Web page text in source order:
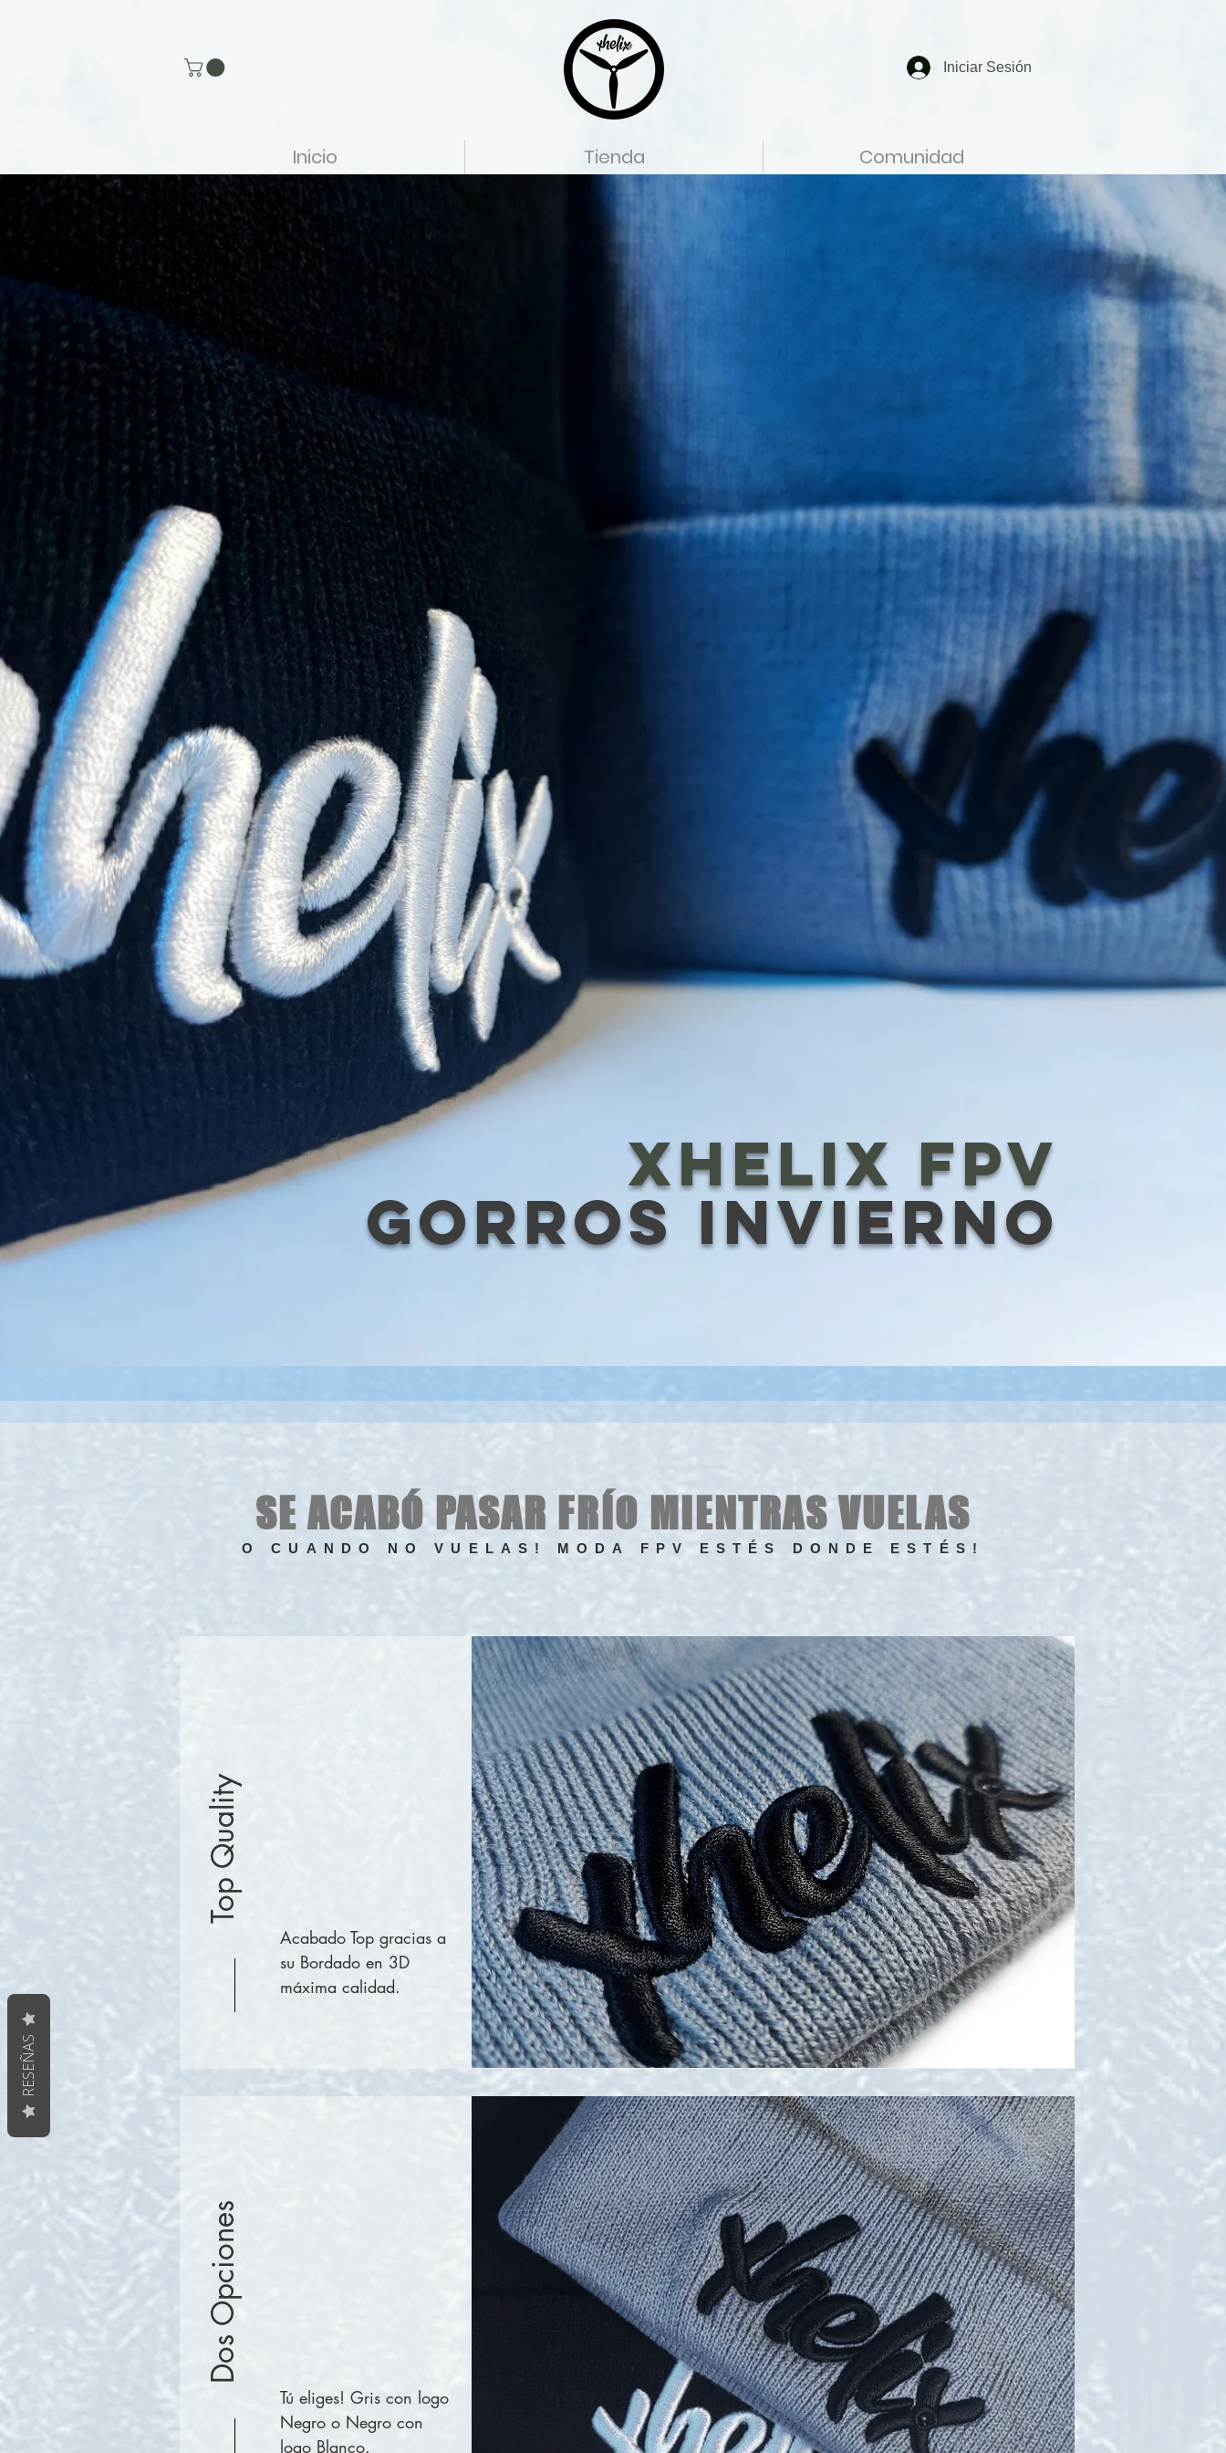
Iniciar Sesión
Inicio Tienda Comunidad
XHELIX FPV
gorros invierno
SE ACABÓ PASAR FRÍO MIENTRAS VUELAS
O CUANDO NO VUELAS! MODA FPV ESTÉS DONDE ESTÉS!
Top Quality
Acabado Top gracias a
su Bordado en 3D
máxima calidad.
Dos Opciones
Tú eliges! Gris con logo
Negro o Negro con
logo Blanco.
RESEÑAS